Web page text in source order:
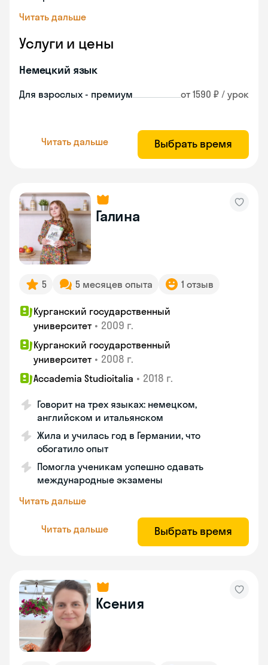
Читать дальше
Услуги и цены
Немецкий язык
Для взрослых - премиум от 1590 ₽ / урок
Читать дальше Выбрать время
Галина
5 5 месяцев опыта 1 отзыв
Курганский государственный
университет • 2009 г.
Курганский государственный
университет • 2008 г.
Accademia Studioitalia • 2018 г.
Говорит на трех языках: немецком,
английском и итальянском
Жила и училась год в Германии, что
обогатило опыт
Помогла ученикам успешно сдавать
международные экзамены
Читать дальше
Читать дальше Выбрать время
Ксения